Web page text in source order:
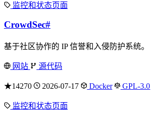
监控和状态页面
CrowdSec#
基于社区协作的 IP 信誉和入侵防护系统。
网站 源代码
★14270 2026-07-17 Docker GPL-3.0
监控和状态页面